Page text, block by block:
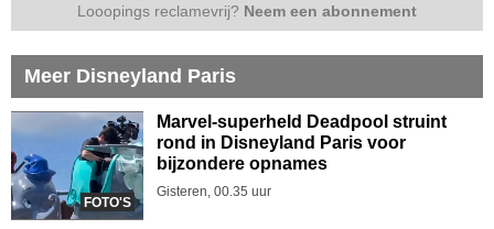
Looopings reclamevrij? Neem een abonnement
Meer Disneyland Paris
FOTO'S
Marvel-superheld Deadpool struint
rond in Disneyland Paris voor
bijzondere opnames
Gisteren, 00.35 uur